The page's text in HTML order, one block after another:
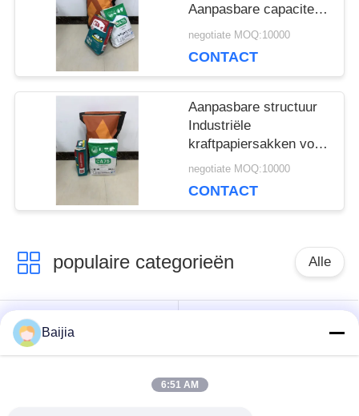
Aanpasbare capaciteit
en dikte
negotiate MOQ:10000
CONTACT
Aanpasbare structuur
Industriële
kraftpapiersakken voor
chemische
negotiate MOQ:10000
CONTACT
populaire categorieën Alle
Het Document van
Multiwallkraftpapier
Zakken
Klepmultiwall Zakken
Baijia
6:51 AM